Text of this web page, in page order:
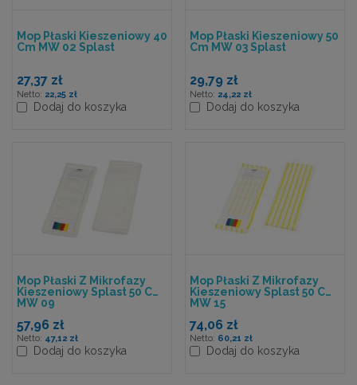
Mop Płaski Kieszeniowy 40
Cm MW 02 Splast
27,37 zł
22,25 zł
Dodaj do koszyka
Mop Płaski Kieszeniowy 50
Cm MW 03 Splast
29,79 zł
24,22 zł
Dodaj do koszyka
Mop Płaski Z Mikrofazy
Kieszeniowy Splast 50 Cm
MW 09
57,96 zł
47,12 zł
Dodaj do koszyka
Mop Płaski Z Mikrofazy
Kieszeniowy Splast 50 Cm
MW 15
74,06 zł
60,21 zł
Dodaj do koszyka